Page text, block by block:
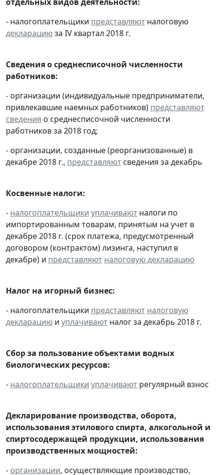
- налогоплательщики представляют налоговую
декларациюза IV квартал 2018 г.
Сведения о среднесписочной численности
работников:
- организации (индивидуальные предприниматели,
привлекавшие наемных работников) представляют
сведения о среднесписочной численности
работников за 2018 год;
- организации, созданные (реорганизованные) в
декабре 2018 г., представляют сведения за декабрь
Косвенные налоги:
- налогоплательщики уплачивают налоги по
импортированным товарам, принятым на учет в
декабре 2018 г. (срок платежа, предусмотренный
договором (контрактом) лизинга, наступил в
декабре) и представляют налоговую декларацию
Налог на игорный бизнес:
- налогоплательщики представляют налоговую
декларацию и уплачивают налог за декабрь 2018 г.
Сбор за пользование объектами водных
биологических ресурсов:
- налогоплательщики уплачивают регулярный взнос
Декларирование производства, оборота,
использования этилового спирта, алкогольной и
спиртосодержащей продукции, использования
производственных мощностей:
- организации, осуществляющие производство,